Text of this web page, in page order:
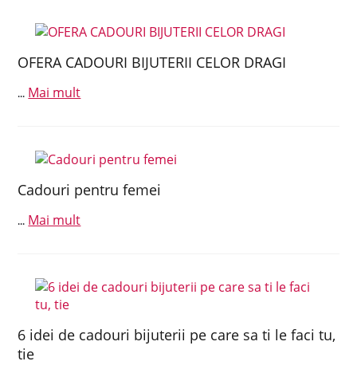
OFERA CADOURI BIJUTERII CELOR DRAGI
... Mai mult
Cadouri pentru femei
... Mai mult
6 idei de cadouri bijuterii pe care sa ti le faci tu,
tie